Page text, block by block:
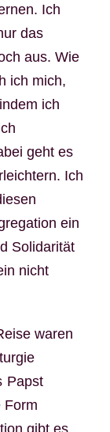
Ich
das
aus. Wie
ich mich,
ich
geht es
Ich
ein
Solidarität
nicht
waren
Papst
Form
gibt es